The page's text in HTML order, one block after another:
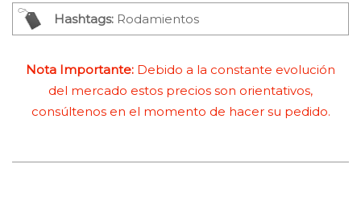
Hashtags: Rodamientos
Nota Importante: Debido a la constante evolución
del mercado estos precios son orientativos,
consúltenos en el momento de hacer su pedido.